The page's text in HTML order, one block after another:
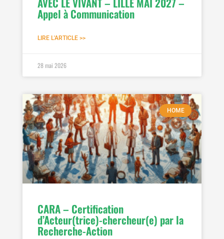
Appel à Communication
LIRE L'ARTICLE >>
28 mai 2026
HOME
CARA – Certification
d’Acteur(trice)-chercheur(e) par la
Recherche-Action